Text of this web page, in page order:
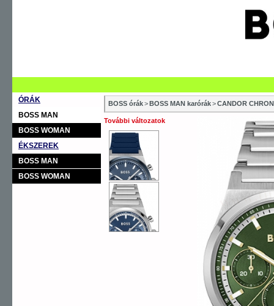
ÓRÁK
BOSS MAN
BOSS WOMAN
ÉKSZEREK
BOSS MAN
BOSS WOMAN
BOSS órák>BOSS MAN karórák>CANDOR
További változatok